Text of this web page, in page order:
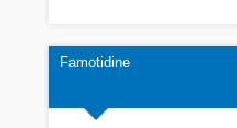
Famotidine